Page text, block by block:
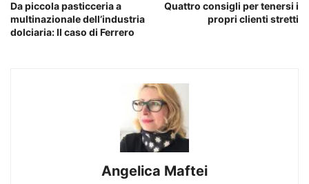
Da piccola pasticceria a
multinazionale dell’industria
dolciaria: Il caso di Ferrero
Quattro consigli per tenersi i
propri clienti stretti
Angelica Maftei